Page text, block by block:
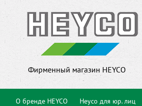
Фирменный магазин HEYCO
О бренде HEYCO Heyco для юр. лиц